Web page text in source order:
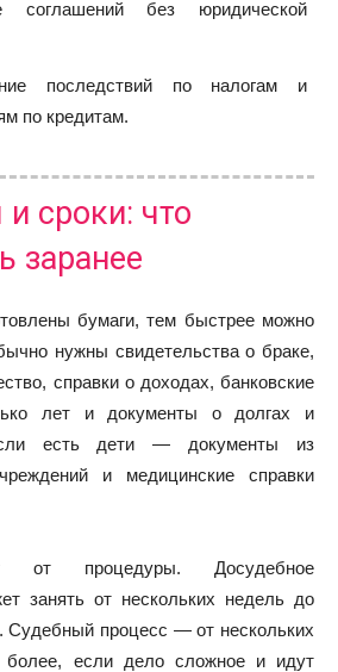
соглашений без юридической
последствий по налогам и
по кредитам.
сроки: что
заранее
бумаги, тем быстрее можно
нужны свидетельства о браке,
справки о доходах, банковские
лет и документы о долгах и
есть дети — документы из
и медицинские справки
от процедуры. Досудебное
занять от нескольких недель до
Судебный процесс — от нескольких
если дело сложное и идут